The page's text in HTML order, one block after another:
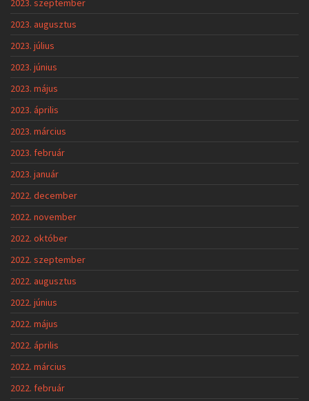
2023. szeptember
2023. augusztus
2023. július
2023. június
2023. május
2023. április
2023. március
2023. február
2023. január
2022. december
2022. november
2022. október
2022. szeptember
2022. augusztus
2022. június
2022. május
2022. április
2022. március
2022. február